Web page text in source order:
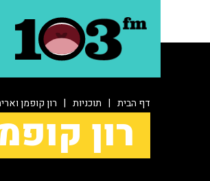
דף הבית | תוכניות | רון קופמן
רון